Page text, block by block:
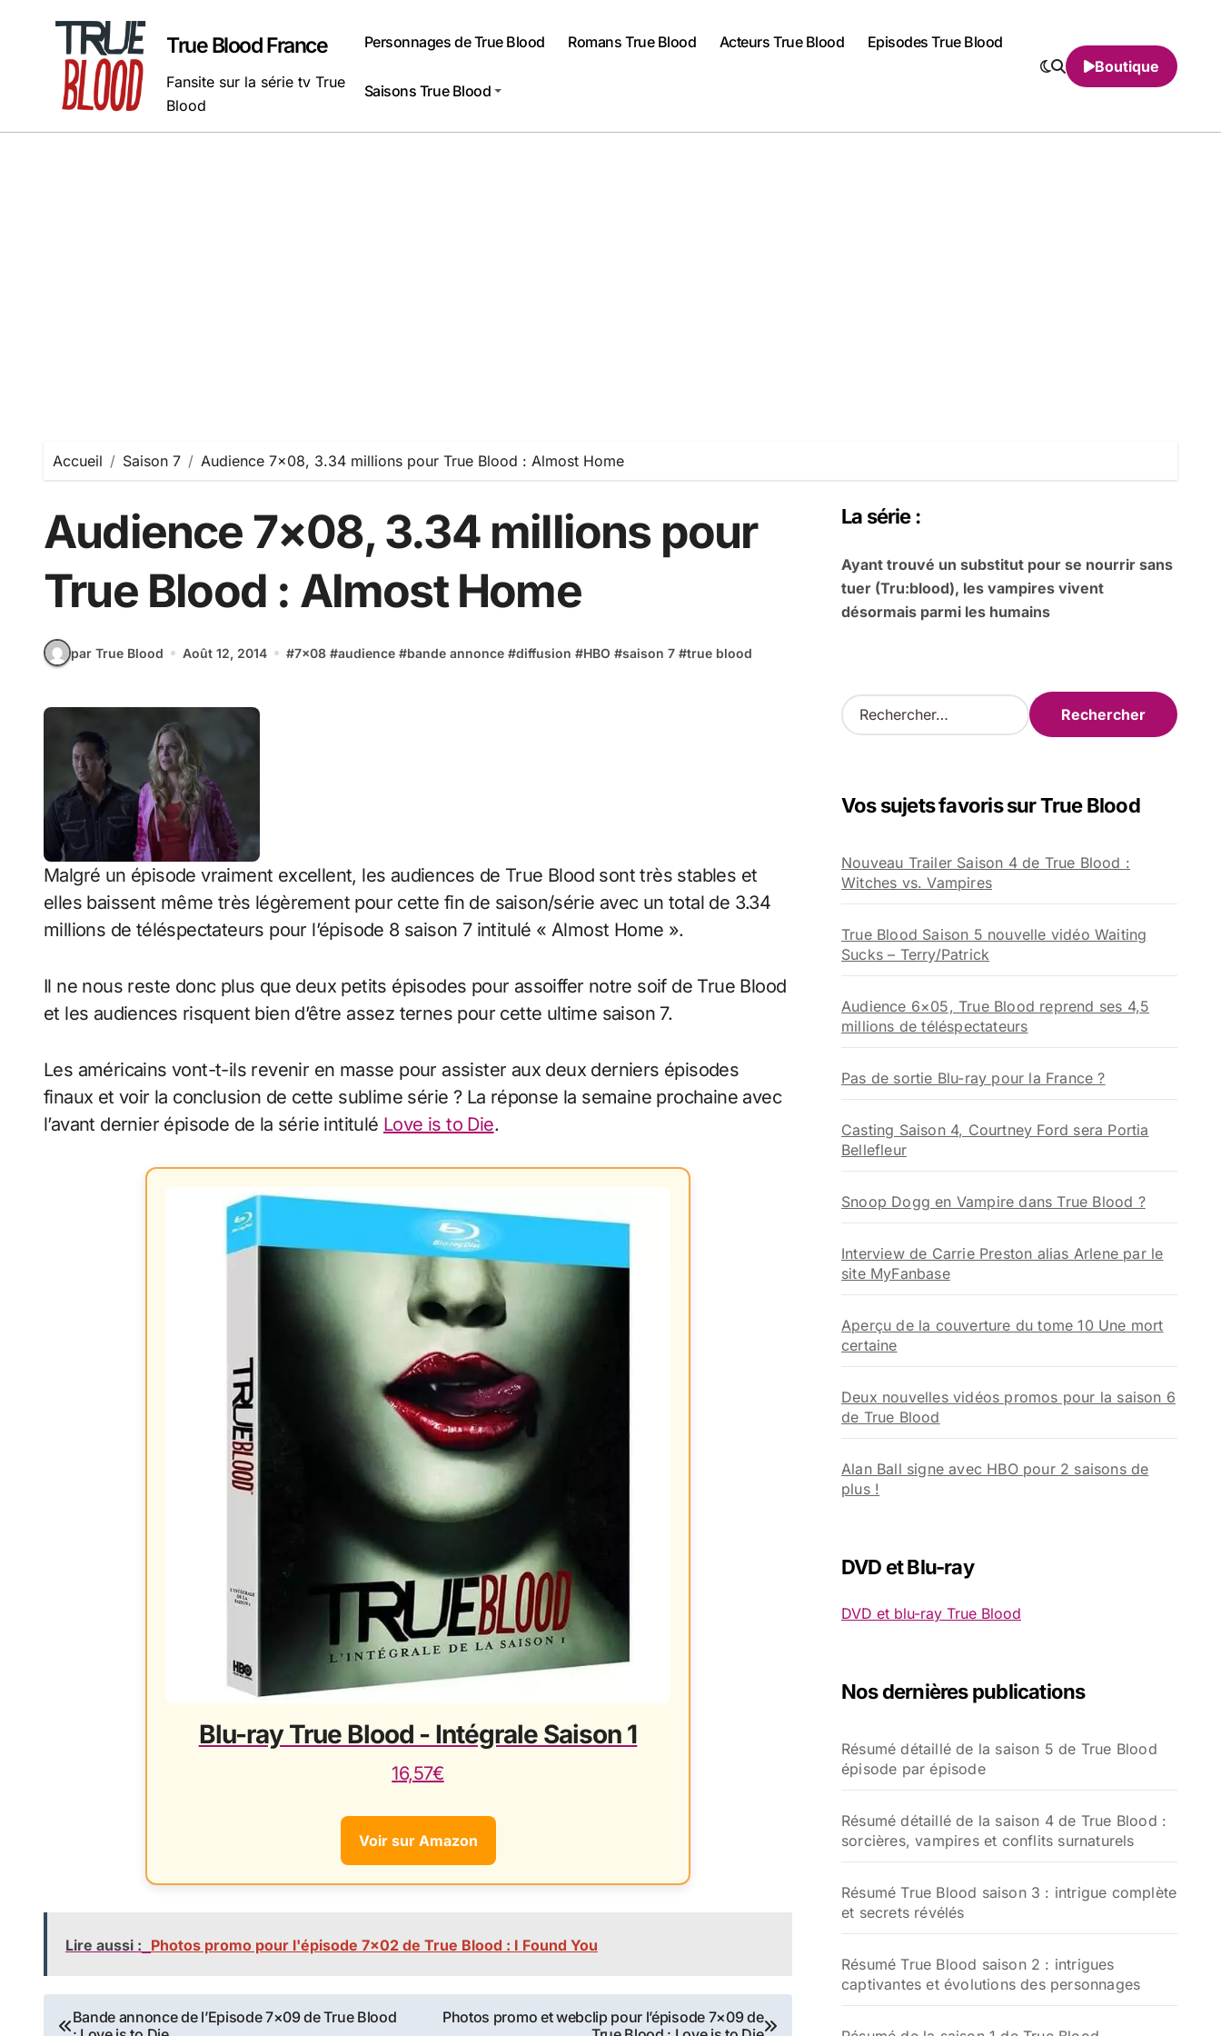
True Blood France
Fansite sur la série tv True
Blood
Personnages de True Blood Romans True Blood Acteurs True Blood Episodes True Blood
Saisons True Blood
Boutique
Accueil Saison 7 Audience 7×08, 3.34 millions pour True Blood : Almost Home
Audience 7×08, 3.34 millions pour
True Blood : Almost Home
par True Blood Août 12, 2014 #7x08 #audience #bande annonce #diffusion #HBO #saison 7 #true blood
Malgré un épisode vraiment excellent, les audiences de True Blood sont très stables et
elles baissent même très légèrement pour cette fin de saison/série avec un total de 3.34
millions de téléspectateurs pour l’épisode 8 saison 7 intitulé « Almost Home ».
Il ne nous reste donc plus que deux petits épisodes pour assoiffer notre soif de True Blood
et les audiences risquent bien d’être assez ternes pour cette ultime saison 7.
Les américains vont-t-ils revenir en masse pour assister aux deux derniers épisodes
finaux et voir la conclusion de cette sublime série ? La réponse la semaine prochaine avec
l’avant dernier épisode de la série intitulé Love is to Die.
Blu-ray True Blood - Intégrale Saison 1
16,57€
Voir sur Amazon
Lire aussi : Photos promo pour l'épisode 7×02 de True Blood : I Found You
Navigation
Bande annonce de l’Episode 7×09 de True Blood
Photos promo et webclip pour l’épisode 7×09 de
La série :
Ayant trouvé un substitut pour se nourrir sans
tuer (Tru:blood), les vampires vivent
désormais parmi les humains
R
e
r
e
r
Vos sujets favoris sur True Blood
Nouveau Trailer Saison 4 de True Blood :
Witches vs. Vampires
True Blood Saison 5 nouvelle vidéo Waiting
Sucks – Terry/Patrick
Audience 6×05, True Blood reprend ses 4,5
millions de téléspectateurs
Pas de sortie Blu-ray pour la France ?
Casting Saison 4, Courtney Ford sera Portia
Bellefleur
Snoop Dogg en Vampire dans True Blood ?
Interview de Carrie Preston alias Arlene par le
site MyFanbase
Aperçu de la couverture du tome 10 Une mort
certaine
Deux nouvelles vidéos promos pour la saison 6
de True Blood
Alan Ball signe avec HBO pour 2 saisons de
plus !
DVD et Blu-ray
DVD et blu-ray True Blood
Nos dernières publications
Résumé détaillé de la saison 5 de True Blood
épisode par épisode
Résumé détaillé de la saison 4 de True Blood :
sorcières, vampires et conflits surnaturels
Résumé True Blood saison 3 : intrigue complète
et secrets révélés
Résumé True Blood saison 2 : intrigues
captivantes et évolutions des personnages